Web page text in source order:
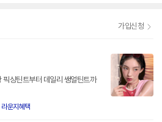
가입신청
싱틴트부터 데일리 쌩얼틴트까
라운지혜택